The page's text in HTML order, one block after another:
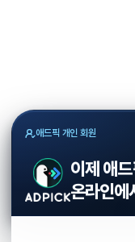
애드픽 개인 회원
이제 애
온라인에